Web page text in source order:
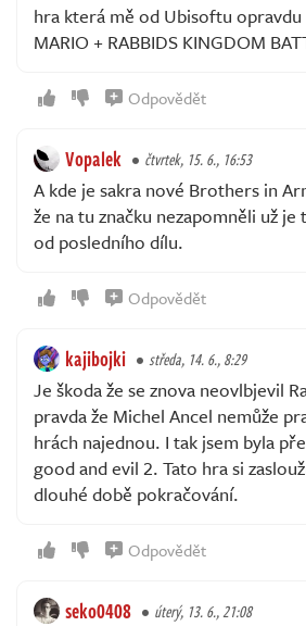
hra která mě od Ubisoftu opravdu
MARIO + RABBIDS KINGDOM
Odpovědět
Vopalek čtvrtek, 15. 6., 16:53
A kde je sakra nové Brothers in
že na tu značku nezapomněli už
od posledního dílu.
Odpovědět
kajibojki středa, 14. 6., 8:29
Je škoda že se znova neovlbjevil
pravda že Michel Ancel nemůže
hrách najednou. I tak jsem byla
good and evil 2. Tato hra si
dlouhé době pokračování.
Odpovědět
seko0408 úterý, 13. 6., 21:08